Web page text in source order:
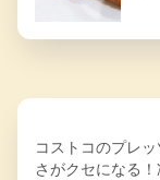
コストコのプレ
さがクセになる